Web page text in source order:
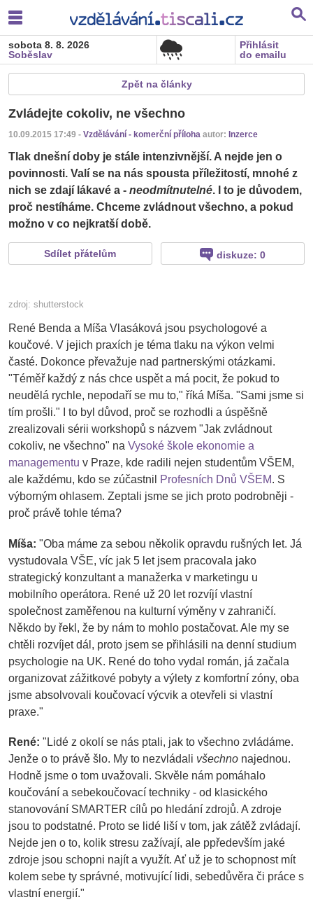
sobota 8. 8. 2026
Soběslav
Přihlásit
do emailu
Zpět na články
Zvládejte cokoliv, ne všechno
10.09.2015 17:49 - Vzdělávání - komerční příloha autor: Inzerce
Tlak dnešní doby je stále intenzivnější. A nejde jen o
povinnosti. Valí se na nás spousta příležitostí, mnohé z
nich se zdají lákavé a - neodmítnutelné. I to je důvodem,
proč nestíháme. Chceme zvládnout všechno, a pokud
možno v co nejkratší době.
Sdílet přátelům
Tweet diskuze:0
zdroj: shutterstock
René Benda a Míša Vlasáková jsou psychologové a
koučové. V jejich praxích je téma tlaku na výkon velmi
časté. Dokonce převažuje nad partnerskými otázkami.
"Téměř každý z nás chce uspět a má pocit, že pokud to
neudělá rychle, nepodaří se mu to," říká Míša. "Sami jsme si
tím prošli." I to byl důvod, proč se rozhodli a úspěšně
zrealizovali sérii workshopů s názvem "Jak zvládnout
cokoliv, ne všechno" na Vysoké škole ekonomie a
managementu v Praze, kde radili nejen studentům VŠEM,
ale každému, kdo se zúčastnil
Profesních Dnů VŠEM. S
výborným ohlasem. Zeptali jsme se jich proto podrobněji -
proč právě tohle téma?
Míša: "Oba máme za sebou několik opravdu rušných let. Já
vystudovala VŠE, víc jak 5 let jsem pracovala jako
strategický konzultant a manažerka v marketingu u
mobilního operátora. René už 20 let rozvíjí vlastní
společnost zaměřenou na kulturní výměny v zahraničí.
Někdo by řekl, že by nám to mohlo postačovat. Ale my se
chtěli rozvíjet dál, proto jsem se přihlásili na denní studium
psychologie na UK. René do toho vydal román, já začala
organizovat zážitkové pobyty a výlety z komfortní zóny, oba
jsme absolvovali koučovací výcvik a otevřeli si vlastní
praxe."
René: "Lidé z okolí se nás ptali, jak to všechno zvládáme.
Jenže o to právě šlo. My to nezvládali všechno najednou.
Hodně jsme o tom uvažovali. Skvěle nám pomáhalo
koučování a sebekoučovací techniky - od klasického
stanovování SMARTER cílů po hledání zdrojů. A zdroje
jsou to podstatné. Proto se lidé liší v tom, jak zátěž zvládají.
Nejde jen o to, kolik stresu zažívají, ale ppředevším jaké
zdroje jsou schopni najít a využít. Ať už je to schopnost mít
kolem sebe ty správné, motivující lidi, sebedůvěra či práce s
vlastní energií."